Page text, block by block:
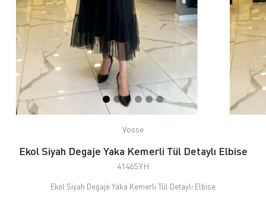
Vosse
Ekol Siyah Degaje Yaka Kemerli Tül Detaylı Elbise
4146SYH
Ekol Siyah Degaje Yaka Kemerli Tül Detaylı Elbise